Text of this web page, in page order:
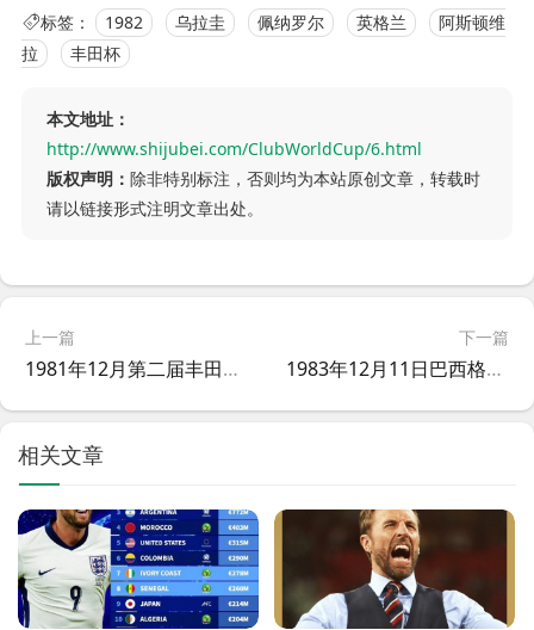
标签： 1982 乌拉圭 佩纳罗尔 英格兰
阿斯顿维
拉
丰田杯
本文地址：
http://www.shijubei.com/ClubWorldCup/6.html
版权声明： 除非特别标注，否则均为本站原创文章，转载时
请以链接形式注明文章出处。
上一篇
1981年12月第二届丰田杯巴西弗拉门戈队3比0完胜英格兰利物浦队
下一篇
1983年12月11日巴西格雷米奥2比1战胜联邦德国汉堡队
相关文章